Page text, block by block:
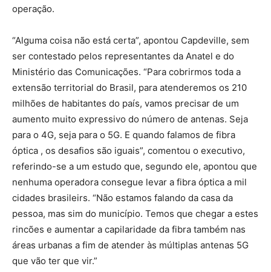
operação.
“Alguma coisa não está certa”, apontou Capdeville, sem
ser contestado pelos representantes da Anatel e do
Ministério das Comunicações. “Para cobrirmos toda a
extensão territorial do Brasil, para atenderemos os 210
milhões de habitantes do país, vamos precisar de um
aumento muito expressivo do número de antenas. Seja
para o 4G, seja para o 5G. E quando falamos de fibra
óptica , os desafios são iguais”, comentou o executivo,
referindo-se a um estudo que, segundo ele, apontou que
nenhuma operadora consegue levar a fibra óptica a mil
cidades brasileirs. “Não estamos falando da casa da
pessoa, mas sim do município. Temos que chegar a estes
rincões e aumentar a capilaridade da fibra também nas
áreas urbanas a fim de atender às múltiplas antenas 5G
que vão ter que vir.”